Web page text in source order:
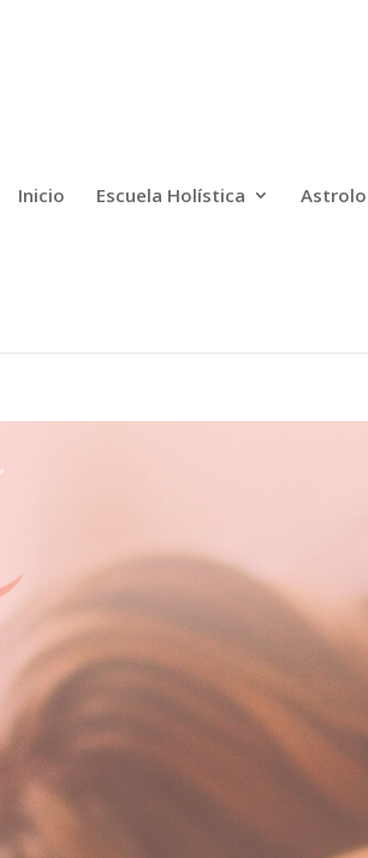
Inicio Escuela Holística